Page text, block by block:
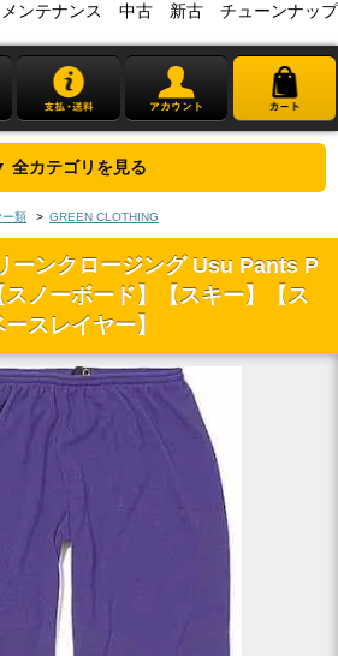
メンテナンス 中古 新古 チューンナップ
全カテゴリを見る
ー類 > GREEN CLOTHING
ンクロージング Usu Pants P
ノーボード】【スキー】【ス
スレイヤー】